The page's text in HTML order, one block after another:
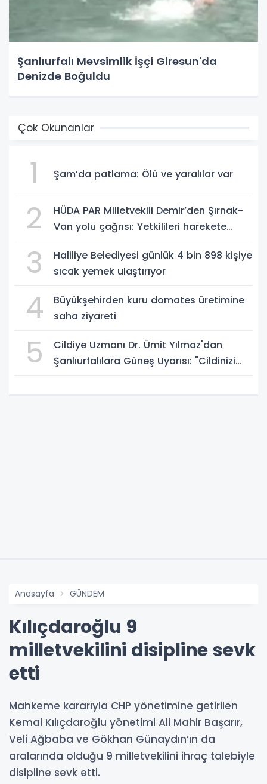
Şanlıurfalı Mevsimlik İşçi Giresun'da
Denizde Boğuldu
Çok Okunanlar
1 Şam’da patlama: Ölü ve yaralılar var
2
HÜDA PAR Milletvekili Demir’den Şırnak-
Van yolu çağrısı: Yetkilileri harekete
3
Haliliye Belediyesi günlük 4 bin 898 kişiye
sıcak yemek ulaştırıyor
4
Büyükşehirden kuru domates üretimine
saha ziyareti
5
Cildiye Uzmanı Dr. Ümit Yılmaz'dan
Şanlıurfalılara Güneş Uyarısı: "Cildinizi
Anasayfa GÜNDEM
Kılıçdaroğlu 9
milletvekilini disipline sevk
etti
Mahkeme kararıyla CHP yönetimine getirilen
Kemal Kılıçdaroğlu yönetimi Ali Mahir Başarır,
Veli Ağbaba ve Gökhan Günaydın’ın da
aralarında olduğu 9 milletvekilini ihraç talebiyle
disipline sevk etti.